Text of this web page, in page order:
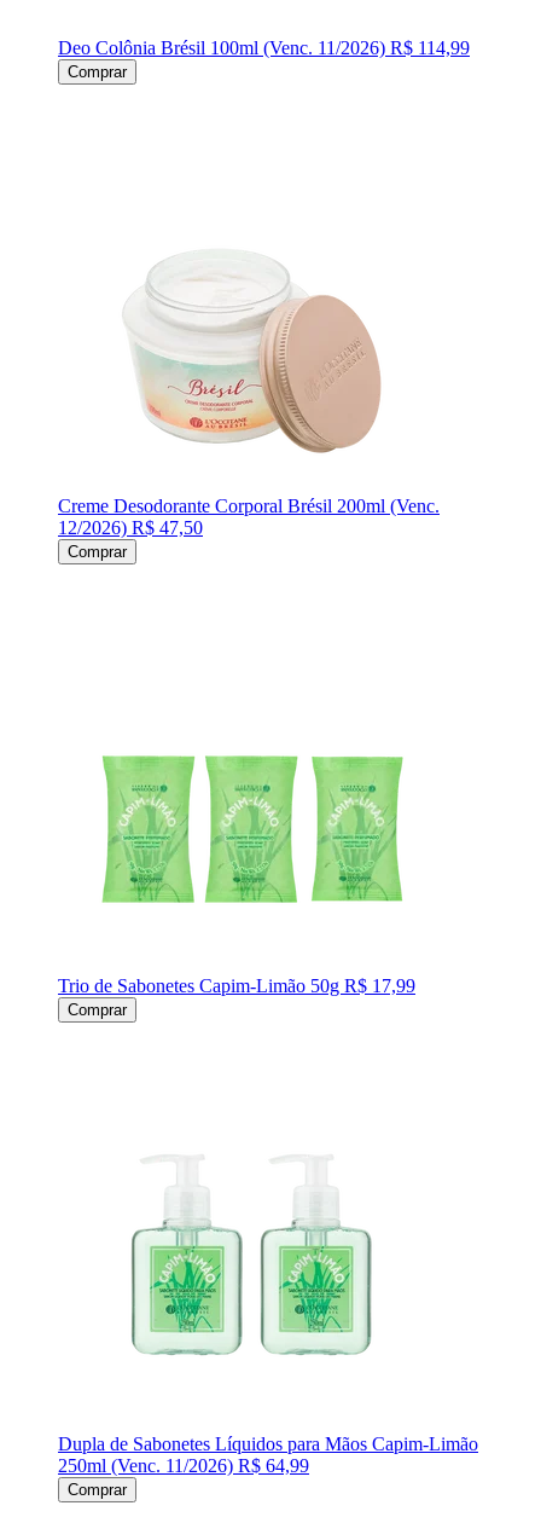
Deo Colônia Brésil 100ml (Venc. 11/2026) R$ 114,99
Comprar
Creme Desodorante Corporal Brésil 200ml (Venc.
12/2026) R$ 47,50
Comprar
Trio de Sabonetes Capim-Limão 50g R$ 17,99
Comprar
Dupla de Sabonetes Líquidos para Mãos Capim-Limão
250ml (Venc. 11/2026) R$ 64,99
Comprar